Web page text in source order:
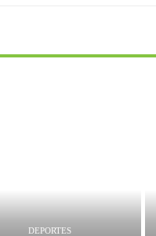
DEPORTES